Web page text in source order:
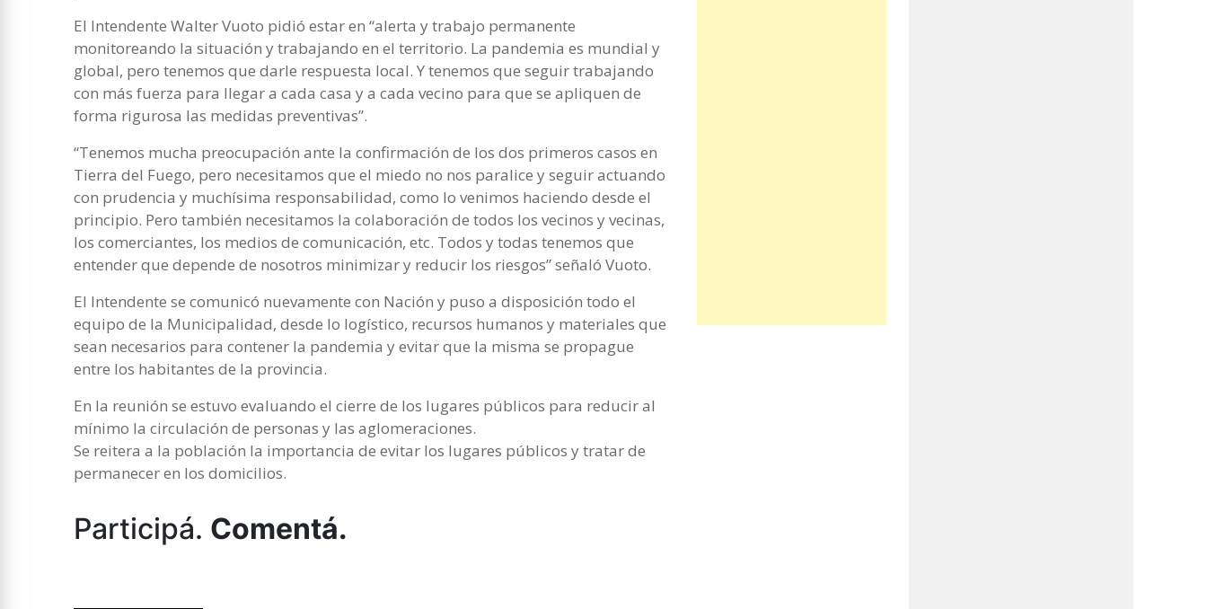
El Intendente Walter Vuoto pidió estar en “alerta y trabajo permanente
monitoreando la situación y trabajando en el territorio. La pandemia es mundial y
global, pero tenemos que darle respuesta local. Y tenemos que seguir trabajando
con más fuerza para llegar a cada casa y a cada vecino para que se apliquen de
forma rigurosa las medidas preventivas”.
“Tenemos mucha preocupación ante la confirmación de los dos primeros casos en
Tierra del Fuego, pero necesitamos que el miedo no nos paralice y seguir actuando
con prudencia y muchísima responsabilidad, como lo venimos haciendo desde el
principio. Pero también necesitamos la colaboración de todos los vecinos y vecinas,
los comerciantes, los medios de comunicación, etc. Todos y todas tenemos que
entender que depende de nosotros minimizar y reducir los riesgos” señaló Vuoto.
El Intendente se comunicó nuevamente con Nación y puso a disposición todo el
equipo de la Municipalidad, desde lo logístico, recursos humanos y materiales que
sean necesarios para contener la pandemia y evitar que la misma se propague
entre los habitantes de la provincia.
En la reunión se estuvo evaluando el cierre de los lugares públicos para reducir al
mínimo la circulación de personas y las aglomeraciones.
Se reitera a la población la importancia de evitar los lugares públicos y tratar de
permanecer en los domicilios.
Participá. Comentá.